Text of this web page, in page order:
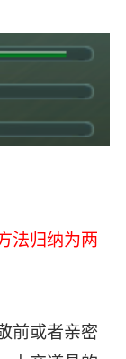
法归纳为两
前或者亲密